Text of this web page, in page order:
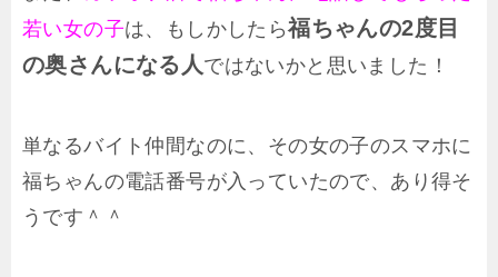
若い女の子は、もしかしたら福ちゃんの2度目
の奥さんになる人 ではないかと思いました！
単なるバイト仲間なのに、その女の子のスマホに
福ちゃんの電話番号が入っていたので、あり得そ
うです＾＾